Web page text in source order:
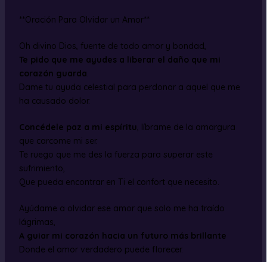
**Oración Para Olvidar un Amor**
Oh divino Dios, fuente de todo amor y bondad,
Te pido que me ayudes a liberar el daño que mi
corazón guarda.
Dame tu ayuda celestial para perdonar a aquel que me
ha causado dolor.
Concédele paz a mi espíritu, líbrame de la amargura
que carcome mi ser.
Te ruego que me des la fuerza para superar este
sufrimiento,
Que pueda encontrar en Ti el confort que necesito.
Ayúdame a olvidar ese amor que solo me ha traído
lágrimas,
A guiar mi corazón hacia un futuro más brillante
Donde el amor verdadero puede florecer.